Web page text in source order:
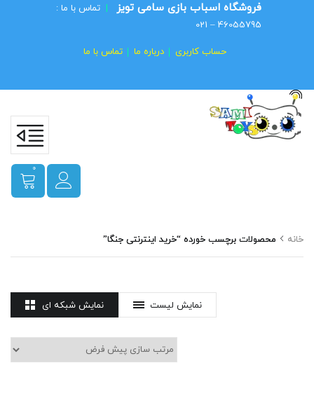
فروشگاه اسباب بازی سامی تویز | تماس با ما :
46055795 – 021
حساب کاربری درباره ما تماس با ما
0
خانه محصولات برچسب خورده “خرید اینترنتی جنگا”
نمایش شبکه ای نمایش لیست